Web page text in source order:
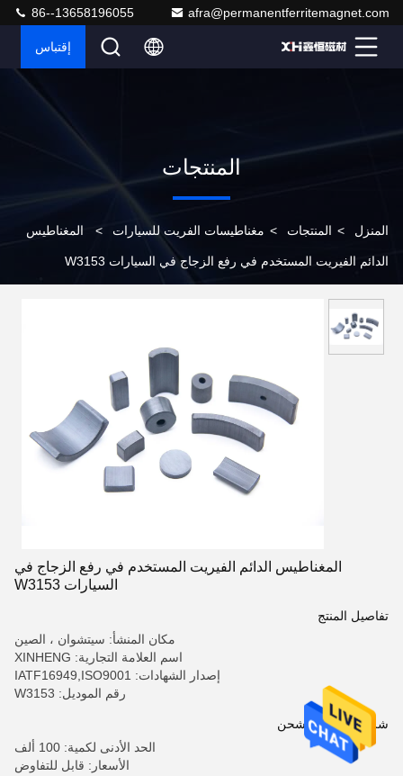
afra@permanentferritemagnet.com
86--13658196055
إقتباس
المنتجات
المنزل > المنتجات > مغناطيسات الفريت للسيارات > المغناطيس
الدائم الفيريت المستخدم في رفع الزجاج في السيارات W3153
المغناطيس الدائم الفيريت المستخدم في رفع الزجاج في
السيارات W3153
تفاصيل المنتج
مكان المنشأ: سيتشوان ، الصين
اسم العلامة التجارية: XINHENG
إصدار الشهادات: IATF16949,ISO9001
رقم الموديل: W3153
شروط الدفع والشحن
الحد الأدنى لكمية: 100 ألف
الأسعار: قابل للتفاوض